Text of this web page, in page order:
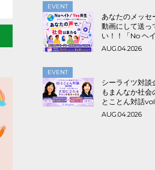
EVENT
あなたのメッセ
動画にして送っ
い！！「No ヘ
生～みんなでつ
AUG.04.2026
EVENT
シーライツ対
もまんなか社
とことん対話
もが一人の人間
AUG.04.2026